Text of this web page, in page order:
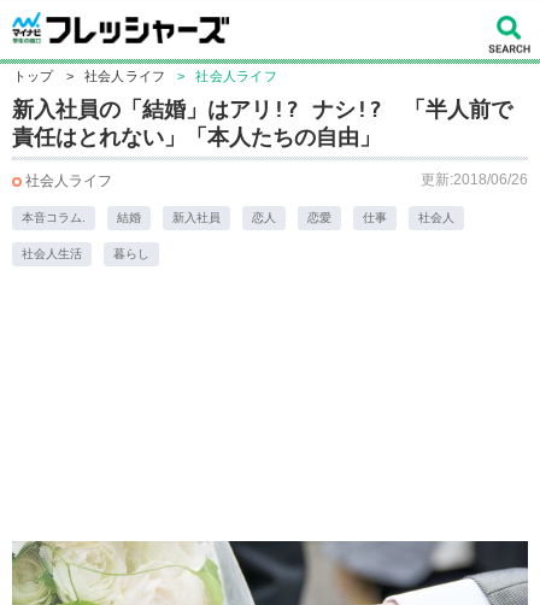
トップ > 社会人ライフ > 社会人ライフ
新入社員の「結婚」はアリ!? ナシ!? 「半人前で
責任はとれない」「本人たちの自由」
社会人ライフ 更新:2018/06/26
本音コラム. 結婚 新入社員 恋人 恋愛 仕事 社会人
社会人生活 暮らし